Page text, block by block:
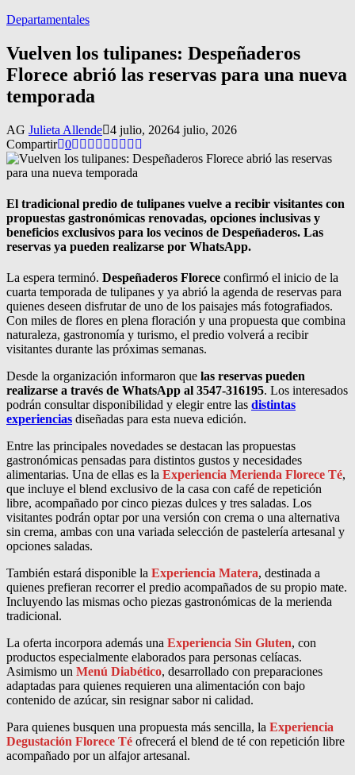
Departamentales
Vuelven los tulipanes: Despeñaderos
Florece abrió las reservas para una nueva
temporada
AG Julieta Allende 4 julio, 20264 julio, 2026
Compartir 0
El tradicional predio de tulipanes vuelve a recibir visitantes con
propuestas gastronómicas renovadas, opciones inclusivas y
beneficios exclusivos para los vecinos de Despeñaderos. Las
reservas ya pueden realizarse por WhatsApp.
La espera terminó. Despeñaderos Florece confirmó el inicio de la
cuarta temporada de tulipanes y ya abrió la agenda de reservas para
quienes deseen disfrutar de uno de los paisajes más fotografiados.
Con miles de flores en plena floración y una propuesta que combina
naturaleza, gastronomía y turismo, el predio volverá a recibir
visitantes durante las próximas semanas.
Desde la organización informaron que las reservas pueden
realizarse a través de WhatsApp al 3547-316195. Los interesados
podrán consultar disponibilidad y elegir entre las distintas
experiencias diseñadas para esta nueva edición.
Entre las principales novedades se destacan las propuestas
gastronómicas pensadas para distintos gustos y necesidades
alimentarias. Una de ellas es la Experiencia Merienda Florece Té,
que incluye el blend exclusivo de la casa con café de repetición
libre, acompañado por cinco piezas dulces y tres saladas. Los
visitantes podrán optar por una versión con crema o una alternativa
sin crema, ambas con una variada selección de pastelería artesanal y
opciones saladas.
También estará disponible la Experiencia Matera, destinada a
quienes prefieran recorrer el predio acompañados de su propio mate.
Incluyendo las mismas ocho piezas gastronómicas de la merienda
tradicional.
La oferta incorpora además una Experiencia Sin Gluten, con
productos especialmente elaborados para personas celíacas.
Asimismo un Menú Diabético, desarrollado con preparaciones
adaptadas para quienes requieren una alimentación con bajo
contenido de azúcar, sin resignar sabor ni calidad.
Para quienes busquen una propuesta más sencilla, la Experiencia
Degustación Florece Té ofrecerá el blend de té con repetición libre
acompañado por un alfajor artesanal.